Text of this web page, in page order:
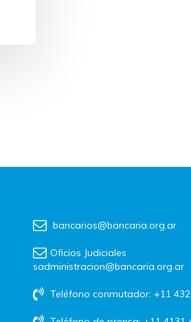
bancarios@bancaria.org.ar
Oficios Judiciales
sadministracion@bancaria.org.ar
Teléfono conmutador: +11